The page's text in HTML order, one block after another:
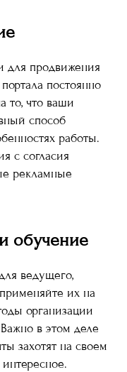
для продвижения
постоянно
то, что ваши
способ
работы.
с согласия
рекламные
обучение
ведущего,
их на
организации
в этом деле
захотят на своем